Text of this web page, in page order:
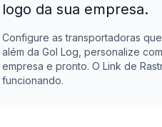
logo da sua empresa.
Configure as transportadoras
além da Gol Log , personalize
empresa e pronto. O Link de
funcionando.